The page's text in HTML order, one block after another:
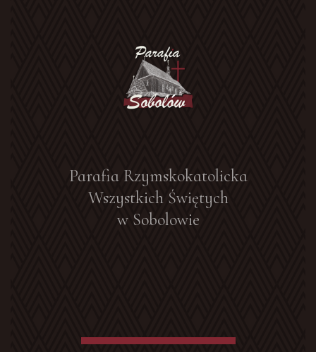
Parafia Rzymskokatolicka
Wszystkich Świętych
w Sobolowie